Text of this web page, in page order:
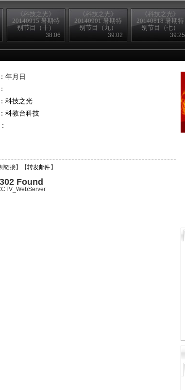
《科技之光》
20140915 暑期特
别节目（十）
38:06
《科技之光》
20140901 暑期特
别节目（九）
39:02
《科技之光》
20140818 暑期特
别节目（七）
39:25
年月日
科技之光
科教台科技
链接】【转发邮件 】
302 Found